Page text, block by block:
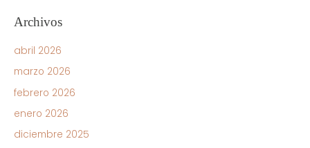
c
a
r
:
Archivos
abril 2026
marzo 2026
febrero 2026
enero 2026
diciembre 2025